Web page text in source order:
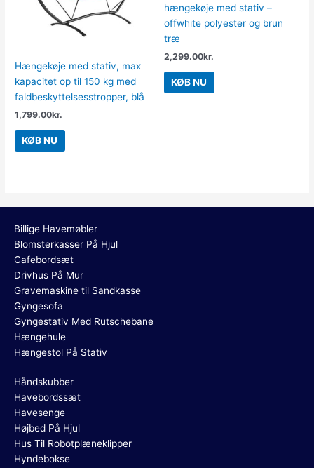
Hængekøje med stativ, max
kapacitet op til 150 kg med
faldbeskyttelsesstropper, blå
1,799.00kr.
KØB NU
hængekøje med stativ –
offwhite polyester og brun
træ
2,299.00kr.
KØB NU
Billige Havemøbler
Blomsterkasser På Hjul
Cafebordsæt
Drivhus På Mur
Gravemaskine til Sandkasse
Gyngesofa
Gyngestativ Med Rutschebane
Hængehule
Hængestol På Stativ
Håndskubber
Havebordssæt
Havesenge
Højbed På Hjul
Hus Til Robotplæneklipper
Hyndebokse